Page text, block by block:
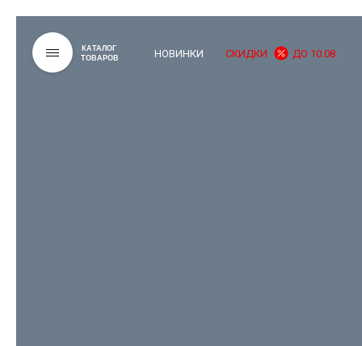
КАТАЛОГ
ТОВАРОВ
НОВИНКИ СКИДКИ ДО 10.08